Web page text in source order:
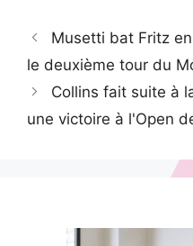
Musetti bat Fritz
le deuxième tour du
Collins fait suite à
une victoire à l'Open